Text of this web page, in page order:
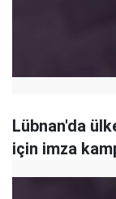
Lübnan'da
için imza